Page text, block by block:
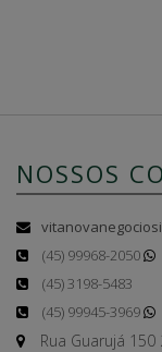
NOSSOS
(45) 99968-2050
(45) 3198-5483
(45) 99945-3969
Rua Guarujá